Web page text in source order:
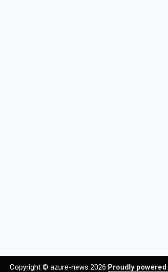
Copyright © azure-news 2026 Proudly